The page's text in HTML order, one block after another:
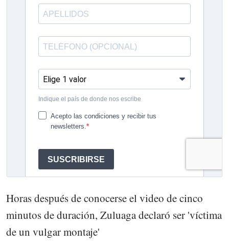
Horas después de conocerse el video de cinco
minutos de duración, Zuluaga declaró ser 'víctima
de un vulgar montaje'